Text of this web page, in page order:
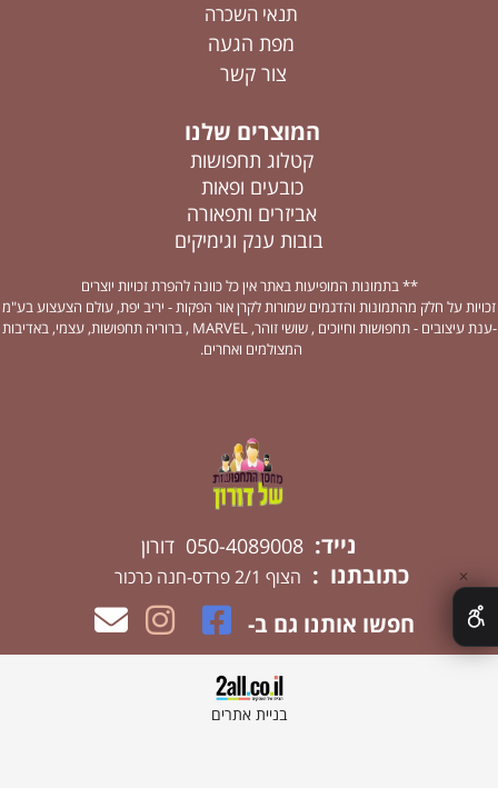
תנאי השכרה
מפת הגעה
צור קשר
המוצרים שלנו
קטלוג תחפושות
כובעים ופאות
אביזרים ותפאורה
בובות ענק וגימיקים
** בתמונות המופיעות באתר אין כל כוונה להפרת זכויות יוצרים
זכויות על חלק מהתמונות והדגמים שמורות לקרן אור הפקות - יריב יפת, עולם הצעצוע בע"מ
-ענת עיצובים - תחפושות וחיוכים , שושי זוהר, MARVEL , ברוריה תחפושות, עצמי, באדיבות
המצולמים ואחרים.
נייד: 050-4089008 דורון
כתובתנו : הצוף 2/1 פרדס-חנה כרכור
חפשו אותנו גם ב-
בניית אתרים
✕